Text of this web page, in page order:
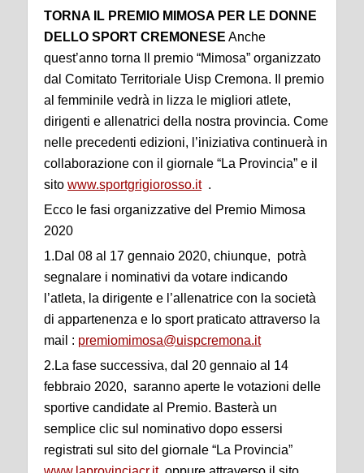
TORNA IL PREMIO MIMOSA PER LE DONNE
DELLO SPORT CREMONESE Anche
quest’anno torna Il premio “Mimosa” organizzato
dal Comitato Territoriale Uisp Cremona. Il premio
al femminile vedrà in lizza le migliori atlete,
dirigenti e allenatrici della nostra provincia. Come
nelle precedenti edizioni, l’iniziativa continuerà in
collaborazione con il giornale “La Provincia” e il
sito www.sportgrigiorosso.it.
Ecco le fasi organizzative del Premio Mimosa
2020
1.Dal 08 al 17 gennaio 2020, chiunque, potrà
segnalare i nominativi da votare indicando
l’atleta, la dirigente e l’allenatrice con la società
di appartenenza e lo sport praticato attraverso la
mail : premiomimosa@uispcremona.it
2.La fase successiva, dal 20 gennaio al 14
febbraio 2020, saranno aperte le votazioni delle
sportive candidate al Premio. Basterà un
semplice clic sul nominativo dopo essersi
registrati sul sito del giornale “La Provincia”